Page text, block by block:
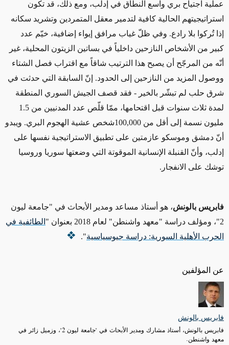
عن المؤلفين
فابريس بالونش
فابريس بالونش، أستاذ مشارك ومدير الأبحاث في "جامعة ليون 2"، وزميل زائر في
معهد واشنطن.
عملية اجتياح بري واسع النطاق في إدلب، ومع ذلك، قد تكون
استراتيجيتهم الحالية كافية لتدمير معقل المتمردين وتشريد سكانه
إذا تُركوا بلا رادع. وفي ظلّ غياب مرافق إيواء إضافية، خيّم عدد
كبير من الأشخاص النازحين داخلياً في بساتين الزيتون المحلية، غير
أنّه من المرجّح أن يصبح هذا الترتيب شاقاً مع اقتراب فصل الشتاء
ووصول المزيد من النازحين إلى الحدود. إنّ السابقة التي حدثت في
شرق حلب لم تبشّر بالخير - فقد قصف الجيش السوري المنطقة
لمدة ثلاث سنوات قبل اقتحامها، ممّا قلّص عدد المدنيين من 1.5
مليون نسمة إلى أقل من 100,000شخص عشية الهجوم البري. ويبدو
أنّ دمشق وموسكو عازمتين على تطبيق الاستراتيجية نفسها على
إدلب، وأنّ القنبلة الإنسانية الموقوتة التي وضعتها سوريا وروسيا
توشك على الانفجار.
فابريس بالونش، هو أستاذ مساعد ومدير الأبحاث في "جامعة ليون
2"، ومؤلف دراسة "معهد واشنطن" لعام 2018 بعنوان
" الطائفية في
الحرب الأهلية السورية: دراسة جيوسياسية".